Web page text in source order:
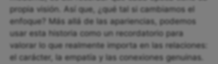
propia visión. Así que, ¿qué tal si cambiamos el
enfoque? Más allá de las apariencias, podemos
usar esta historia como un recordatorio para
valorar lo que realmente importa en las relaciones:
el carácter, la empatía y las conexiones genuinas.